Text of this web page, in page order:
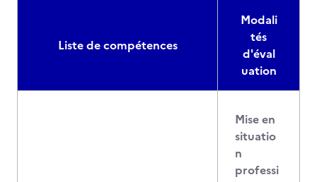
Liste de compétences
Modali
tés
d'éval
uation
Mise en
situatio
n
professi